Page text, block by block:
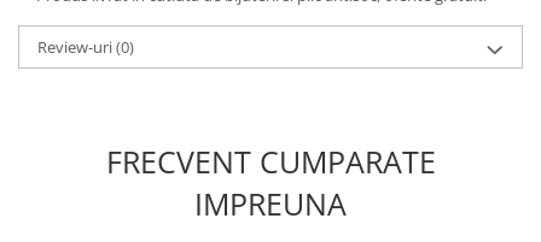
Review-uri(0)
FRECVENT CUMPARATE
IMPREUNA